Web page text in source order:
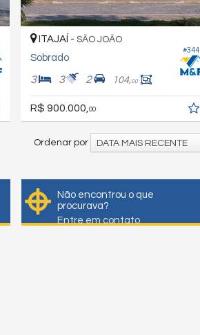
#344
ITAJAÍ - SÃO JOÃO
Sobrado
3 3 2 104,00
R$ 900.000, 00
Ordenar por DATA MAIS RECENTE
Não encontrou o que
procurava?
Entre em contato